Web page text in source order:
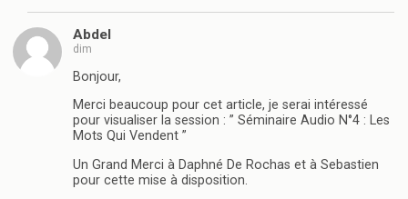
Abdel
dim
Bonjour,
Merci beaucoup pour cet article, je serai intéressé
pour visualiser la session : ” Séminaire Audio N°4 : Les
Mots Qui Vendent ”
Un Grand Merci à Daphné De Rochas et à Sebastien
pour cette mise à disposition.